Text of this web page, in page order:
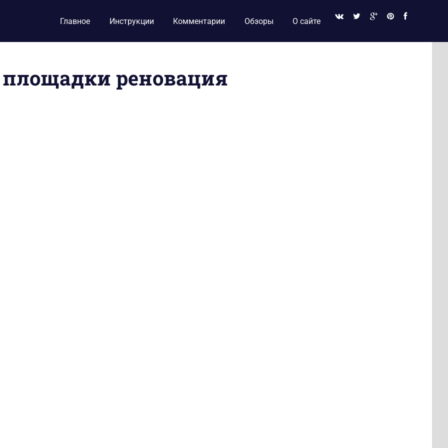
Главное Инструкции Комментарии Обзоры О сайте
площадки реновация